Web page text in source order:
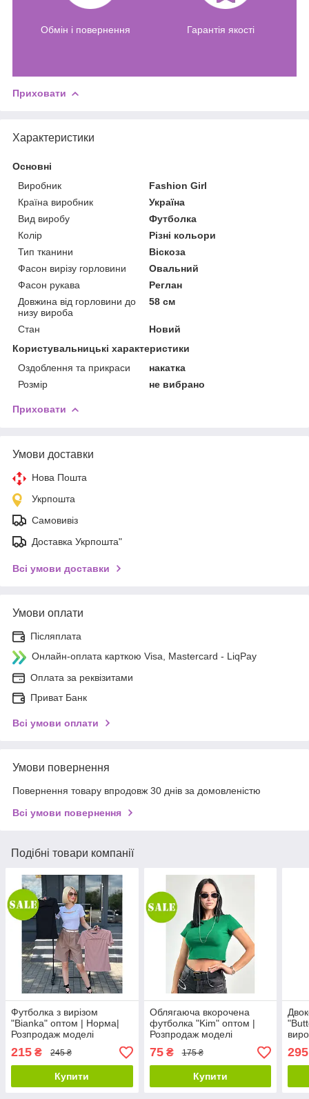
Обмін і повернення Гарантія якості
Приховати
Характеристики
Основні
Виробник
Fashion Girl
Країна виробник
Україна
Вид виробу
Футболка
Колір
Різні кольори
Тип тканини
Віскоза
Фасон вирізу горловини
Овальний
Фасон рукава
Реглан
Довжина від горловини до
низу вироба
58 см
Стан
Новий
Користувальницькі характеристики
Оздоблення та прикраси
накатка
Розмір
не вибрано
Приховати
Умови доставки
Нова Пошта
Укрпошта
Самовивіз
Доставка Укрпошта"
Всі умови доставки
Умови оплати
Післяплата
Онлайн-оплата карткою Visa, Mastercard - LiqPay
Оплата за реквізитами
Приват Банк
Всі умови оплати
Умови повернення
Повернення товару впродовж 30 днів за домовленістю
Всі умови повернення
Подібні товари компанії
Футболка з вирізом
"Bianka" оптом | Норма|
Розпродаж моделі
215 ₴ 245 ₴
Купити
Облягаюча вкорочена
футболка "Kim" оптом |
Розпродаж моделі
75₴ 175 ₴
Купити
295